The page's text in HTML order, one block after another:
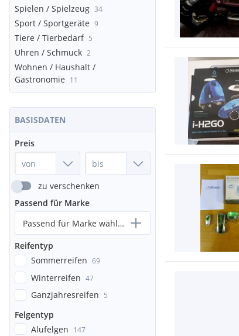
Spielen / Spielzeug 34
Sport / Sportgeräte 9
Tiere / Tierbedarf 5
Uhren / Schmuck 2
Wohnen / Haushalt /
Gastronomie 11
BASISDATEN
Preis
zu verschenken
Passend für Marke
Passend für Marke wählen...
Reifentyp
Sommerreifen 69
Winterreifen 47
Ganzjahresreifen 5
Felgentyp
Alufelgen 147